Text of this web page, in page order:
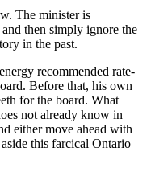
The minister is
then simply ignore the
in the past.
recommended rate-
Before that, his own
for the board. What
not already know in
either move ahead with
this farcical Ontario